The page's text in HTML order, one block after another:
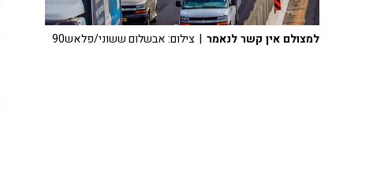
למצולם אין קשר לנאמר | צילום: אבשלום ששוני/פלאש90